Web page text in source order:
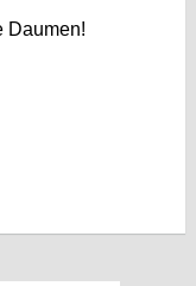
Daumen!